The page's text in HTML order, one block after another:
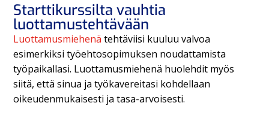
Starttikurssilta vauhtia
luottamustehtävään
Luottamusmiehenä tehtäviisi kuuluu valvoa
esimerkiksi työehtosopimuksen noudattamista
työpaikallasi. Luottamusmiehenä huolehdit myös
siitä, että sinua ja työkavereitasi kohdellaan
oikeudenmukaisesti ja tasa-arvoisesti.